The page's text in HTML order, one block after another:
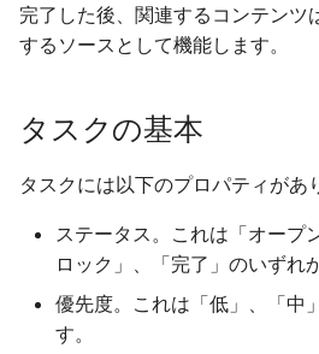
管理設定
ク
完了した後、関連するコンテンツ
するソースとして機能します。
タスクの基本
タスクには以下のプロパティがあ
ステータス。これは「オープ
ロック」、「完了」のいずれ
優先度。これは「低」、「中
す。